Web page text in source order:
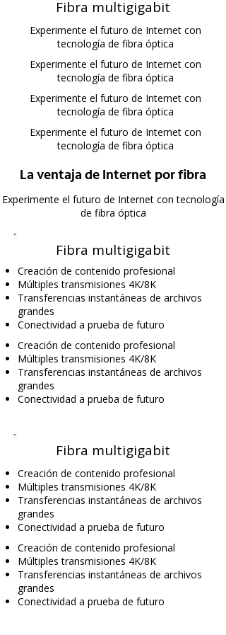
Fibra multigigabit
Experimente el futuro de Internet con
tecnología de fibra óptica
Experimente el futuro de Internet con
tecnología de fibra óptica
Experimente el futuro de Internet con
tecnología de fibra óptica
Experimente el futuro de Internet con
tecnología de fibra óptica
La ventaja de Internet por fibra
Experimente el futuro de Internet con tecnología
de fibra óptica
Fibra multigigabit
Creación de contenido profesional
Múltiples transmisiones 4K/8K
Transferencias instantáneas de archivos
grandes
Conectividad a prueba de futuro
Creación de contenido profesional
Múltiples transmisiones 4K/8K
Transferencias instantáneas de archivos
grandes
Conectividad a prueba de futuro
Fibra multigigabit
Creación de contenido profesional
Múltiples transmisiones 4K/8K
Transferencias instantáneas de archivos
grandes
Conectividad a prueba de futuro
Creación de contenido profesional
Múltiples transmisiones 4K/8K
Transferencias instantáneas de archivos
grandes
Conectividad a prueba de futuro